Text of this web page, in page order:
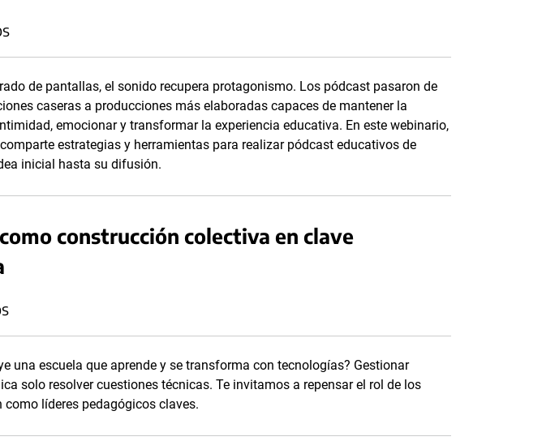
de pantallas, el sonido recupera protagonismo. Los pódcast pasaron de
caseras a producciones más elaboradas capaces de mantener la
emocionar y transformar la experiencia educativa. En este webinario,
estrategias y herramientas para realizar pódcast educativos de
inicial hasta su difusión.
construcción colectiva en clave
una escuela que aprende y se transforma con tecnologías? Gestionar
solo resolver cuestiones técnicas. Te invitamos a repensar el rol de los
como líderes pedagógicos claves.